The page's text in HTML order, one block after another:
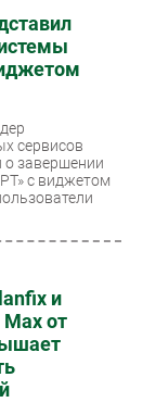
сервисов
о завершении
с виджетом
и
от